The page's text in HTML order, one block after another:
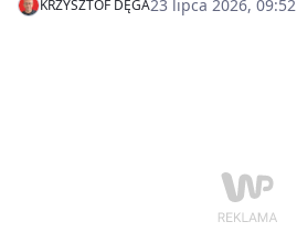
KRZYSZTOF DĘGA23 lipca 2026, 09:52